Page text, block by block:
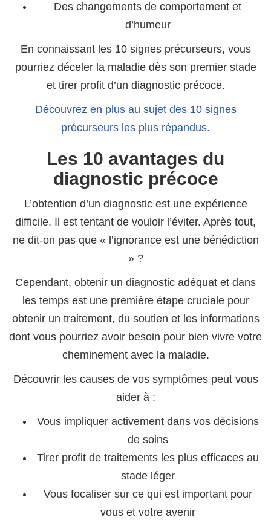
Des changements de comportement et
d’humeur
En connaissant les 10 signes précurseurs, vous
pourriez déceler la maladie dès son premier stade
et tirer profit d’un diagnostic précoce.
Découvrez en plus au sujet des 10 signes
précurseurs les plus répandus.
Les 10 avantages du
diagnostic précoce
L’obtention d’un diagnostic est une expérience
difficile. Il est tentant de vouloir l’éviter. Après tout,
ne dit-on pas que « l’ignorance est une bénédiction
» ?
Cependant, obtenir un diagnostic adéquat et dans
les temps est une première étape cruciale pour
obtenir un traitement, du soutien et les informations
dont vous pourriez avoir besoin pour bien vivre votre
cheminement avec la maladie.
Découvrir les causes de vos symptômes peut vous
aider à :
Vous impliquer activement dans vos décisions
de soins
Tirer profit de traitements les plus efficaces au
stade léger
Vous focaliser sur ce qui est important pour
vous et votre avenir